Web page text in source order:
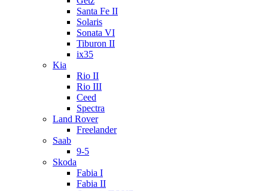
Santa Fe II
Solaris
Sonata VI
Tiburon II
ix35
Kia
Rio II
Rio III
Ceed
Spectra
Land Rover
Freelander
Saab
9-5
Skoda
Fabia I
Fabia II